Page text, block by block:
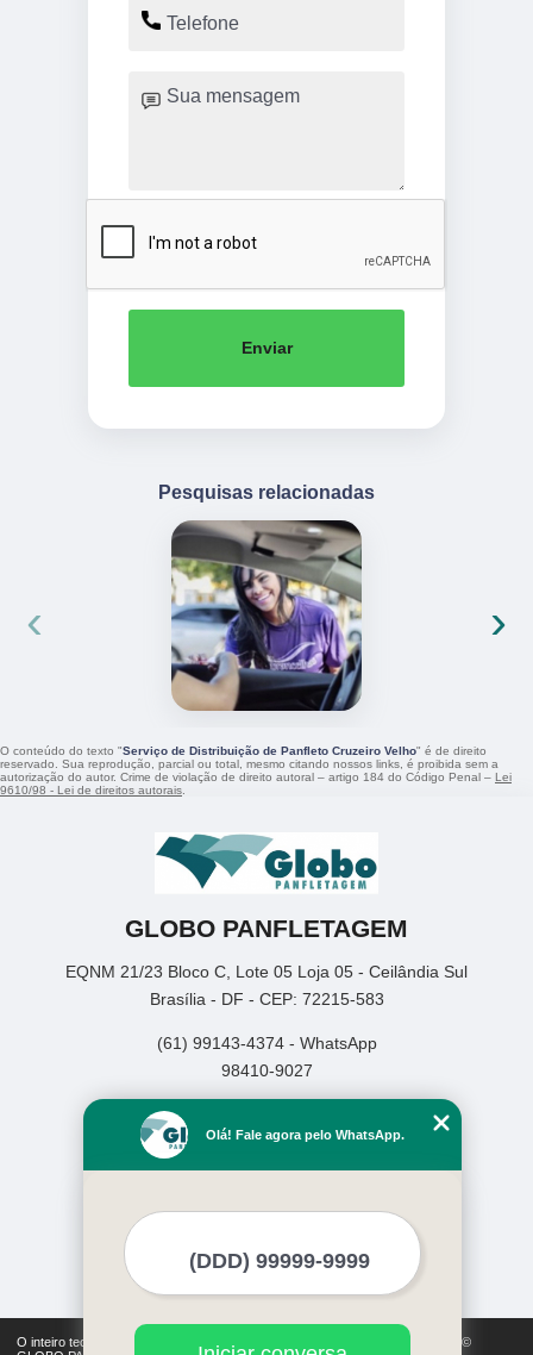
Enviar
Pesquisas relacionadas
‹ ›
O conteúdo do texto "Serviço de Distribuição de Panfleto Cruzeiro Velho" é de direito
reservado. Sua reprodução, parcial ou total, mesmo citando nossos links, é proibida sem a
autorização do autor. Crime de violação de direito autoral – artigo 184 do Código Penal – Lei
9610/98 - Lei de direitos autorais.
GLOBO PANFLETAGEM
EQNM 21/23 Bloco C, Lote 05 Loja 05 - Ceilândia Sul
Brasília - DF - CEP: 72215-583
(61) 99143-4374 - WhatsApp
98410-9027
Empresa
Missão
Mapa do site
O inteiro teor deste site está sujeito à proteção de direitos autorais. Copyright©
Olá! Fale agora pelo WhatsApp.